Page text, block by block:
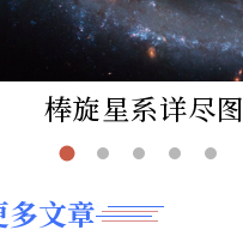
棒旋星系详尽图
多文章